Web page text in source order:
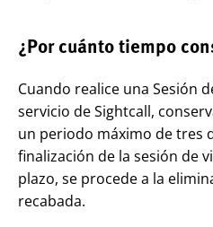
¿Por cuánto tiempo
Cuando realice una Sesión
servicio de Sightcall,
un periodo máximo de tres
finalización de la sesión de
plazo, se procede a la
recabada.